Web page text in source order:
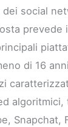
dei social
prevede
di 16
algoritmici,
Snapchat,